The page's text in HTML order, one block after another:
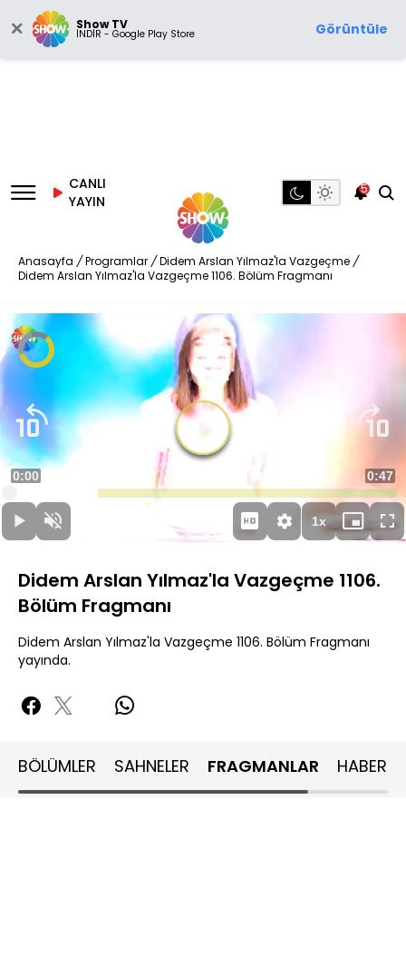
Show TV
İNDİR - Google Play Store Görüntüle
CANLI
YAYIN
5
Anasayfa / Programlar / Didem Arslan Yılmaz'la Vazgeçme /
Didem Arslan Yılmaz'la Vazgeçme 1106. Bölüm Fragmanı
Video
Oynatıcısı
Videoyu
Oynat
OynatSesi
Aç
Süre
0:00
Süre
0:47
Yüklendi:
22.95%
1xOynatma
Hızı
Mini
oynatıcı
Didem Arslan Yılmaz'la Vazgeçme 1106.
Bölüm Fragmanı
Didem Arslan Yılmaz'la Vazgeçme 1106. Bölüm Fragmanı
yayında.
BÖLÜMLER SAHNELER FRAGMANLAR